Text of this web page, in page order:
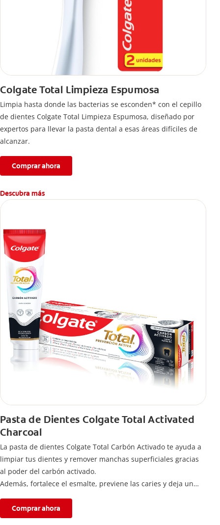
Colgate Total Limpieza Espumosa
Limpia hasta donde las bacterias se esconden* con el cepillo
de dientes Colgate Total Limpieza Espumosa, diseñado por
expertos para llevar la pasta dental a esas áreas difíciles de
alcanzar.
Comprar ahora
Descubra más
Pasta de Dientes Colgate Total Activated
Charcoal
La pasta de dientes Colgate Total Carbón Activado te ayuda a
limpiar tus dientes y remover manchas superficiales gracias
al poder del carbón activado.
Además, fortalece el esmalte, previene las caries y deja un
Comprar ahora